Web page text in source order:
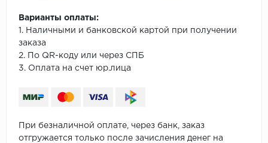
Варианты оплаты:
1. Наличными и банковской картой при получении
заказа
2. По QR-коду или через СПБ
3. Оплата на счет юр.лица
При безналичной оплате, через банк, заказ
отгружается только после зачисления денег на